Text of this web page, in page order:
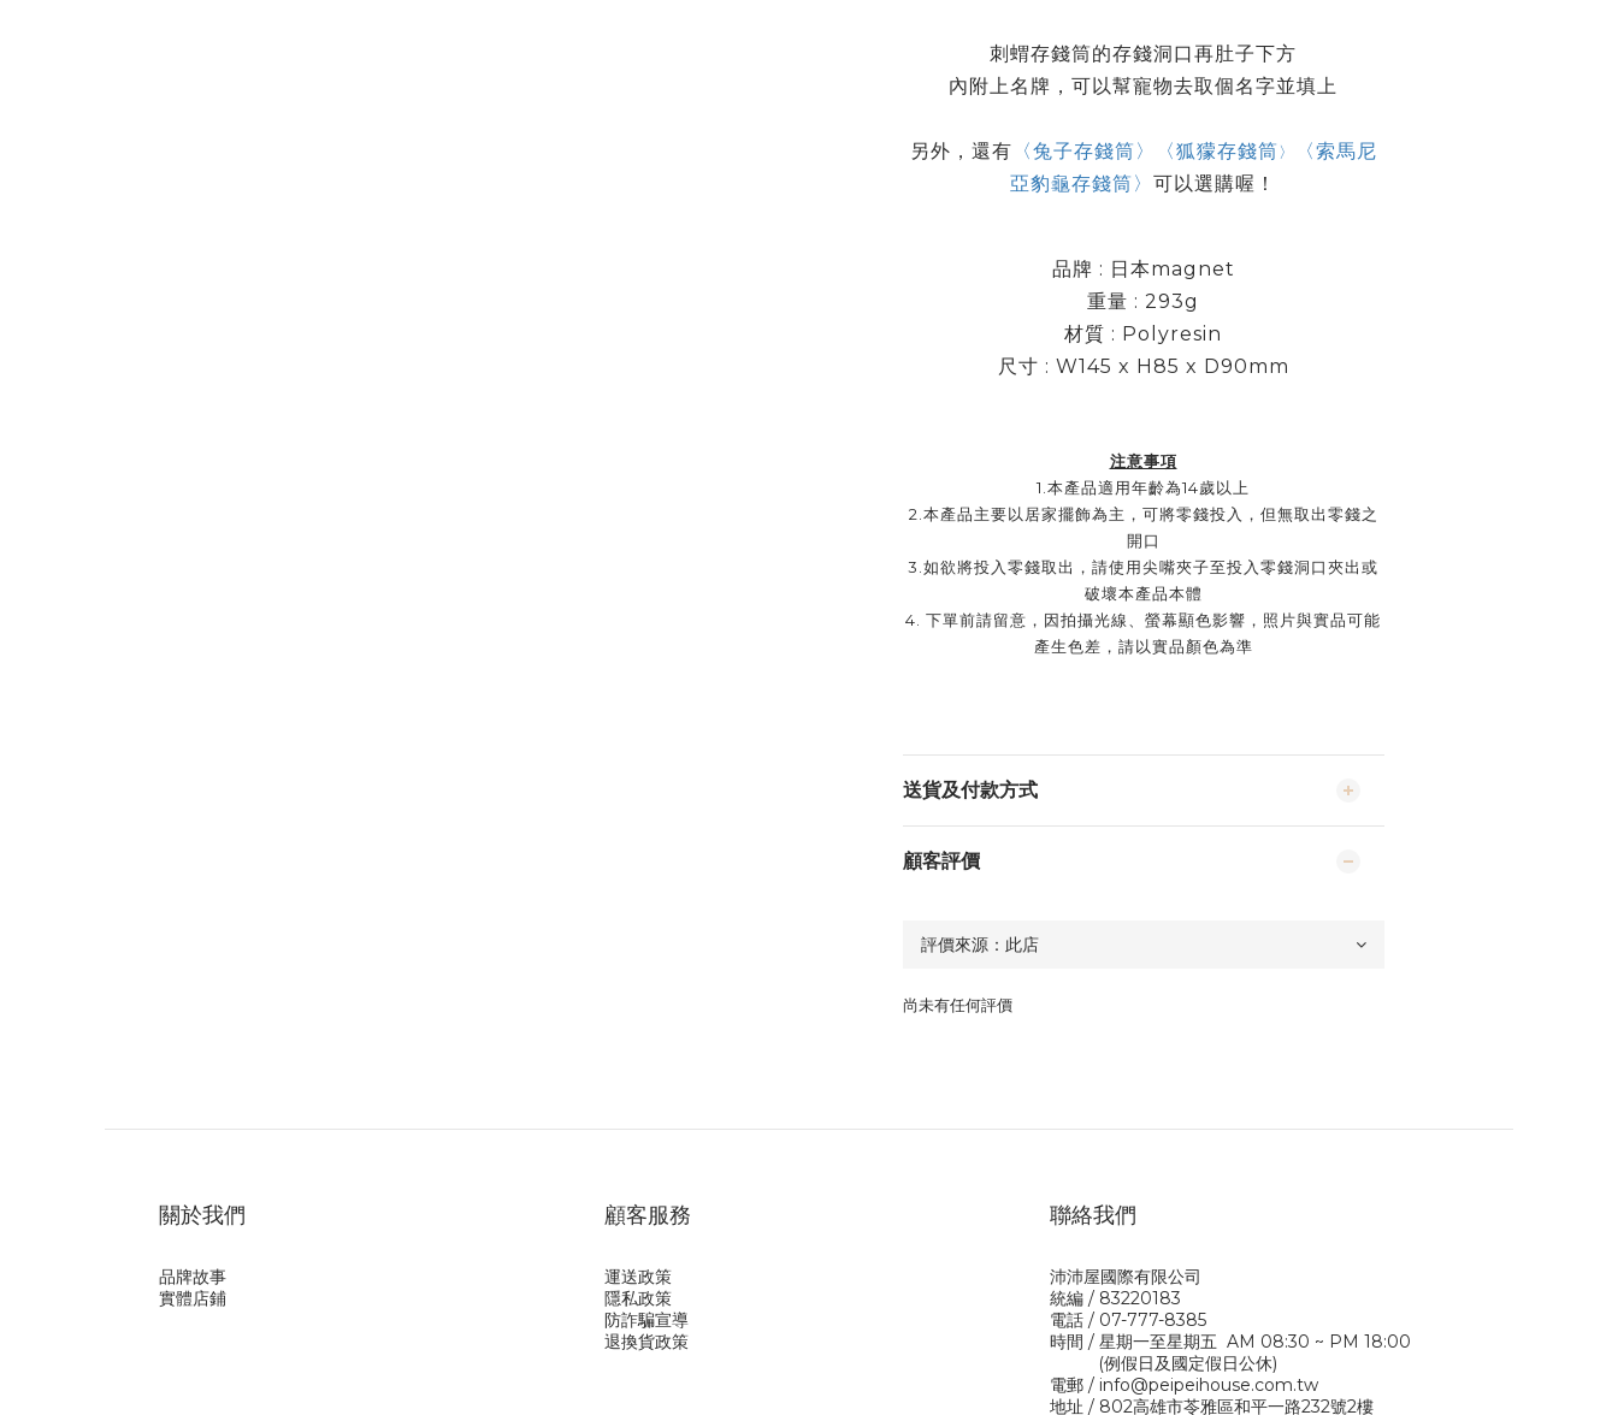
刺蝟存錢筒的存錢洞口再肚子下方
內附上名牌，可以幫寵物去取個名字並填上
另外，還有 〈兔子存錢筒〉 〈狐獴存錢筒〉
〈索馬尼
亞豹龜存錢筒〉 可以選購喔！
品牌 : 日本magnet
重量 : 293g
材質 : Polyresin
尺寸 : W145 x H85 x D90mm
注意事項
1.本產品適用年齡為14歲以上
2.本產品主要以居家擺飾為主，可將零錢投入，但無取出零錢之
開口
3.如欲將投入零錢取出，請使用尖嘴夾子至投入零錢洞口夾出或
破壞本產品本體
4. 下單前請留意，因拍攝光線、螢幕顯色影響，照片與實品可能
產生色差，請以實品顏色為準
送貨及付款方式
顧客評價
尚未有任何評價
關於我們
品牌故事
實體店鋪
顧客服務
運送政策
隱私政策
防詐騙宣導
退換貨政策
聯絡我們
沛沛屋國際有限公司
統編 / 83220183
電話 / 07-777-8385
時間 / 星期一至星期五 AM 08:30 ~ PM 18:00
(例假日及國定假日公休)
電郵 / info@peipeihouse.com.tw
地址 / 802高雄市苓雅區和平一路232號2樓